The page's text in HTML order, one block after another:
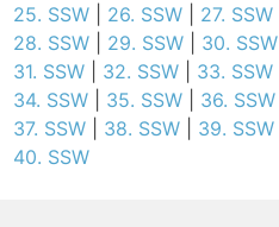
25. SSW
26. SSW
27. SSW
28. SSW
29. SSW
30. SSW
31. SSW
32. SSW
33. SSW
34. SSW
35. SSW
36. SSW
37. SSW
38. SSW
39. SSW
40. SSW